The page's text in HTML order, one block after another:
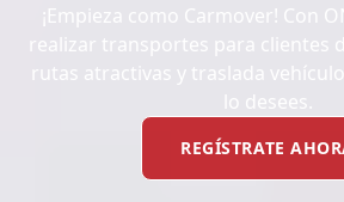
¡Empieza como Carmover! Con
realizar transportes para clientes
rutas atractivas y traslada
lo desees.
REGÍSTRATE